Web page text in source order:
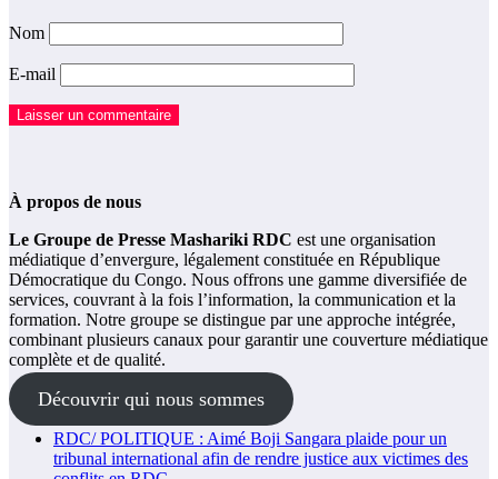
Nom
E-mail
À propos de nous
Le Groupe de Presse Mashariki RDC est une organisation
médiatique d’envergure, légalement constituée en République
Démocratique du Congo. Nous offrons une gamme diversifiée de
services, couvrant à la fois l’information, la communication et la
formation. Notre groupe se distingue par une approche intégrée,
combinant plusieurs canaux pour garantir une couverture médiatique
complète et de qualité.
Découvrir qui nous sommes
RDC/ POLITIQUE : Aimé Boji Sangara plaide pour un
tribunal international afin de rendre justice aux victimes des